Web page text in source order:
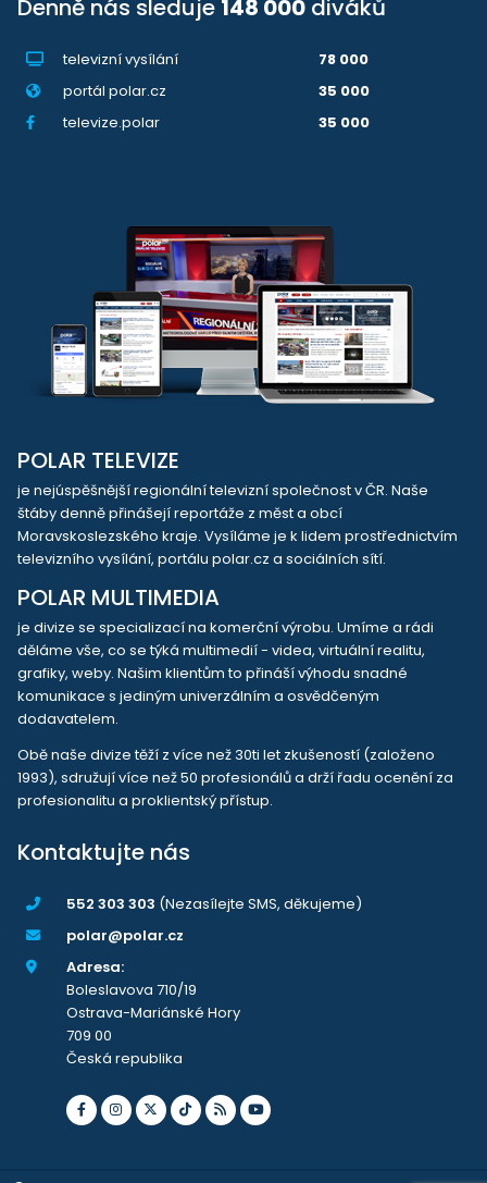
Denně nás sleduje 148 000 diváků
televizní vysílání
78 000
portál polar.cz
35 000
televize.polar
35 000
POLAR TELEVIZE
je nejúspěšnější regionální televizní společnost v ČR. Naše
štáby denně přinášejí reportáže z měst a obcí
Moravskoslezského kraje. Vysíláme je k lidem prostřednictvím
televizního vysílání, portálu polar.cz a sociálních sítí.
POLAR MULTIMEDIA
je divize se specializací na komerční výrobu. Umíme a rádi
děláme vše, co se týká multimedií - videa, virtuální realitu,
grafiky, weby. Našim klientům to přináší výhodu snadné
komunikace s jediným univerzálním a osvědčeným
dodavatelem.
Obě naše divize těží z více než 30ti let zkušeností (založeno
1993), sdružují více než 50 profesionálů a drží řadu ocenění za
profesionalitu a proklientský přístup.
Kontaktujte nás
552 303 303 (Nezasílejte SMS, děkujeme)
polar@polar.cz
Adresa:
Boleslavova 710/19
Ostrava-Mariánské Hory
709 00
Česká republika